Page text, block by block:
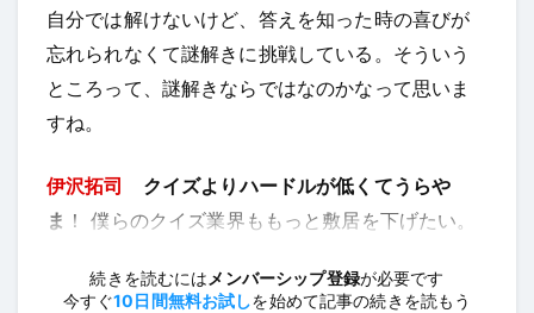
自分では解けないけど、答えを知った時の喜びが
忘れられなくて謎解きに挑戦している。そういう
ところって、謎解きならではなのかなって思いま
すね。
伊沢拓司
クイズよりハードルが低くてうらや
ま ！ 僕らのクイズ業界ももっと敷居を下げたい。
続きを読むには メンバーシップ登録が必要です
今すぐ10日間無料お試しを始めて記事の続きを読もう